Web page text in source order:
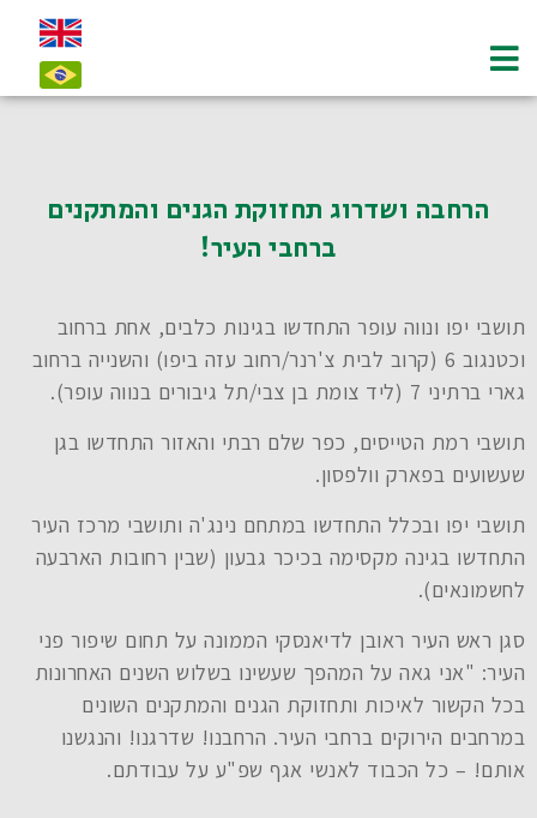
הרחבה ושדרוג תחזוקת הגנים והמתקנים
ברחבי העיר!
תושבי יפו ונווה עופר התחדשו בגינות כלבים, אחת ברחוב
וכטנגוב 6 (קרוב לבית צ'רנר/רחוב עזה ביפו) והשנייה ברחוב
גארי ברתיני 7 (ליד צומת בן צבי/תל גיבורים בנווה עופר).
תושבי רמת הטייסים, כפר שלם רבתי והאזור התחדשו בגן
שעשועים בפארק וולפסון.
תושבי יפו ובכלל התחדשו במתחם נינג'ה ותושבי מרכז העיר
התחדשו בגינה מקסימה בכיכר גבעון (שבין רחובות הארבעה
לחשמונאים).
סגן ראש העיר ראובן לדיאנסקי הממונה על תחום שיפור פני
העיר: "אני גאה על המהפך שעשינו בשלוש השנים האחרונות
בכל הקשור לאיכות ותחזוקת הגנים והמתקנים השונים
במרחבים הירוקים ברחבי העיר. הרחבנו! שדרגנו! והנגשנו
אותם! – כל הכבוד לאנשי אגף שפ"ע על עבודתם.